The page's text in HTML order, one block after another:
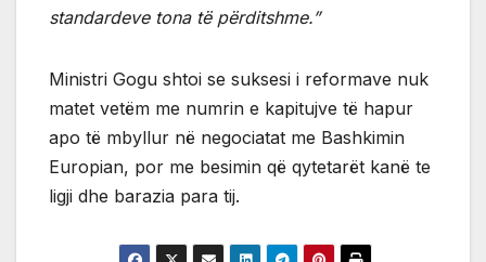
standardeve tona të përditshme.”
Ministri Gogu shtoi se suksesi i reformave nuk
matet vetëm me numrin e kapitujve të hapur
apo të mbyllur në negociatat me Bashkimin
Europian, por me besimin që qytetarët kanë te
ligji dhe barazia para tij.